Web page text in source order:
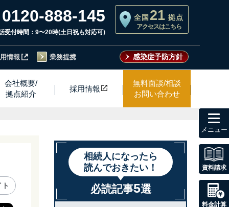
0120-888-145
受付時間：9〜20時(土日祝も対応可)
全国 21 拠点
アクセスはこちら
情報 業務提携 感染症予防方針
会社概要/
拠点紹介
採用情報
無料面談/相談
お問い合わせ
相続人になったら
読んでおきたい！
必読記事5選
資料請求
料金計算